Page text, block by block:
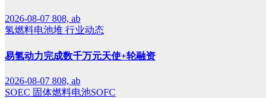
2026-08-07 808, ab
氢燃料电池堆 行业动态
易氢动力完成数千万元天使+轮融资
2026-08-07 808, ab
SOEC 固体燃料电池SOFC